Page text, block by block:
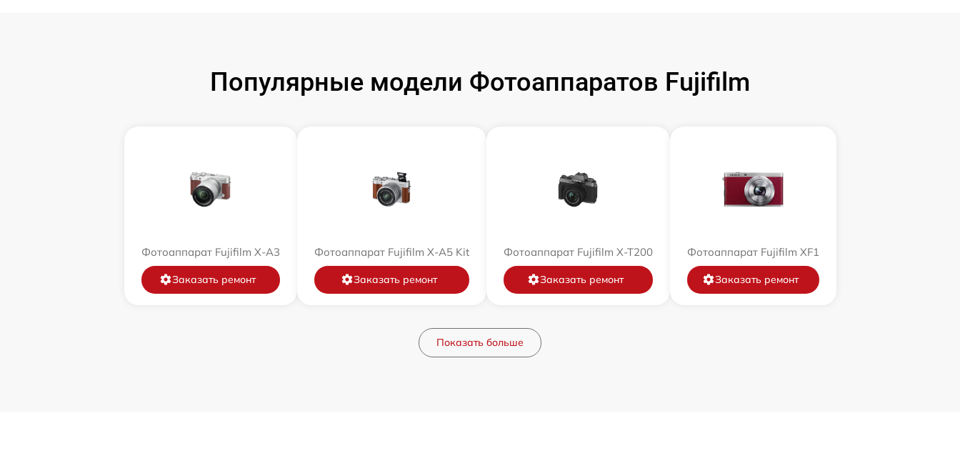
Популярные модели Фотоаппаратов Fujifilm
Фотоаппарат Fujifilm X-A3
Заказать ремонт
Фотоаппарат Fujifilm X-A5 Kit
Заказать ремонт
Фотоаппарат Fujifilm X-T200
Заказать ремонт
Фотоаппарат Fujifilm XF1
Заказать ремонт
Показать больше